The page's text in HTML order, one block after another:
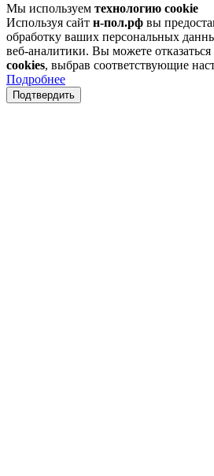
Мы используем технологию cookie
Используя сайт н-пол.рф вы
обработку ваших персональных
веб-аналитики. Вы можете отказаться
cookies, выбрав соответствующие
Подробнее
Подтвердить